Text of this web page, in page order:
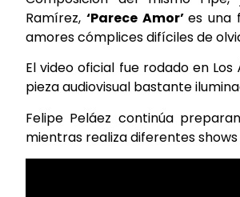
Ramírez, ‘Parece Amor’es una
amores cómplices difíciles de
El video oficial fue rodado en
pieza audiovisual bastante
Felipe Peláez continúa
mientras realiza diferentes